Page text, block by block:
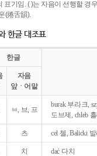
표기임. ( )는 자음이 선행할 경
(捲舌韻).
한글 대조표
한글
자음
앞ㆍ어말
ㅂ, 브, 프
burak 부라크,
도브제, chleb
츠 cel 첼, Balicki
치 dać 다치